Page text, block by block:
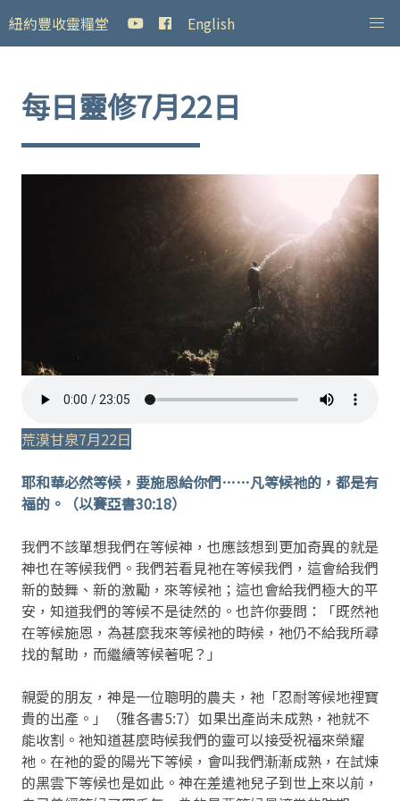
紐約豐收靈糧堂 English
每日靈修7月22日
荒漠甘泉7月22日
耶和華必然等候，要施恩給你們……凡等候祂的，都是有
福的。（以賽亞書30:18）
我們不該單想我們在等候神，也應該想到更加奇異的就是
神也在等候我們。我們若看見祂在等候我們，這會給我們
新的鼓舞、新的激勵，來等候祂；這也會給我們極大的平
安，知道我們的等候不是徒然的。也許你要問：「既然祂
在等候施恩，為甚麼我來等候祂的時候，祂仍不給我所尋
找的幫助，而繼續等候著呢？」
親愛的朋友，神是一位聰明的農夫，祂「忍耐等候地裡寶
貴的出產。」（雅各書5:7）如果出產尚未成熟，祂就不
能收割。祂知道甚麼時候我們的靈可以接受祝福來榮耀
祂。在祂的愛的陽光下等候，會叫我們漸漸成熟，在試煉
的黑雲下等候也是如此。神在差遣祂兒子到世上來以前，